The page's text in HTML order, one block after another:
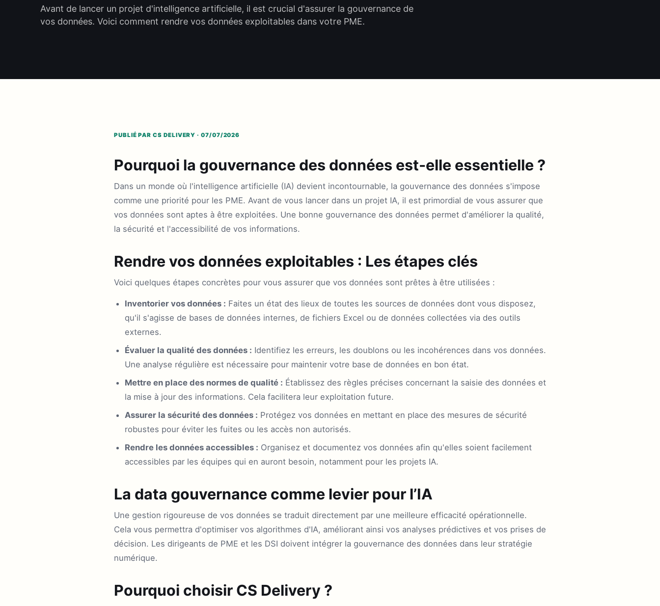
Avant de lancer un projet d'intelligence artificielle, il est crucial d'assurer la gouvernance de
vos données. Voici comment rendre vos données exploitables dans votre PME.
PUBLIÉ PAR CS DELIVERY · 07/07/2026
Pourquoi la gouvernance des données est-elle essentielle ?
Dans un monde où l'intelligence artificielle (IA) devient incontournable, la gouvernance des données s'impose
comme une priorité pour les PME. Avant de vous lancer dans un projet IA, il est primordial de vous assurer que
vos données sont aptes à être exploitées. Une bonne gouvernance des données permet d'améliorer la qualité,
la sécurité et l'accessibilité de vos informations.
Rendre vos données exploitables : Les étapes clés
Voici quelques étapes concrètes pour vous assurer que vos données sont prêtes à être utilisées :
Inventorier vos données : Faites un état des lieux de toutes les sources de données dont vous disposez,
qu'il s'agisse de bases de données internes, de fichiers Excel ou de données collectées via des outils
externes.
Évaluer la qualité des données : Identifiez les erreurs, les doublons ou les incohérences dans vos données.
Une analyse régulière est nécessaire pour maintenir votre base de données en bon état.
Mettre en place des normes de qualité : Établissez des règles précises concernant la saisie des données et
la mise à jour des informations. Cela facilitera leur exploitation future.
Assurer la sécurité des données : Protégez vos données en mettant en place des mesures de sécurité
robustes pour éviter les fuites ou les accès non autorisés.
Rendre les données accessibles : Organisez et documentez vos données afin qu'elles soient facilement
accessibles par les équipes qui en auront besoin, notamment pour les projets IA.
La data gouvernance comme levier pour l’IA
Une gestion rigoureuse de vos données se traduit directement par une meilleure efficacité opérationnelle.
Cela vous permettra d'optimiser vos algorithmes d'IA, améliorant ainsi vos analyses prédictives et vos prises de
décision. Les dirigeants de PME et les DSI doivent intégrer la gouvernance des données dans leur stratégie
numérique.
Pourquoi choisir CS Delivery ?